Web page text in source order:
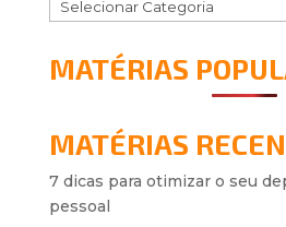
MATÉRIAS
MATÉRIAS
7 dicas para otimizar o seu
pessoal